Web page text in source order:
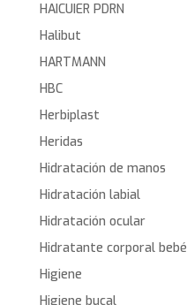
HAICUIER PDRN
Halibut
HARTMANN
HBC
Herbiplast
Heridas
Hidratación de manos
Hidratación labial
Hidratación ocular
Hidratante corporal bebé
Higiene
Higiene bucal